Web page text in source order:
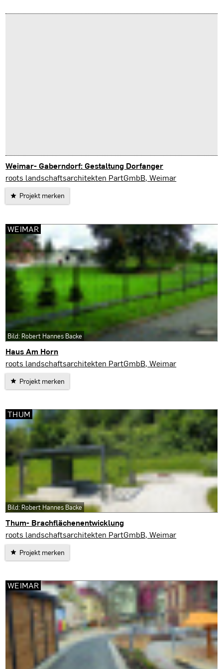
Weimar- Gaberndorf: Gestaltung Dorfanger
roots landschaftsarchitekten PartGmbB, Weimar
Projekt merken
Haus Am Horn
Weimar
roots landschaftsarchitekten PartGmbB, Weimar
Projekt merken
WEIMAR
Bild: Robert Hannes Backe
Thum- Brachflächenentwicklung
Thum
roots landschaftsarchitekten PartGmbB, Weimar
Projekt merken
THUM
Bild: Robert Hannes Backe
WEIMAR